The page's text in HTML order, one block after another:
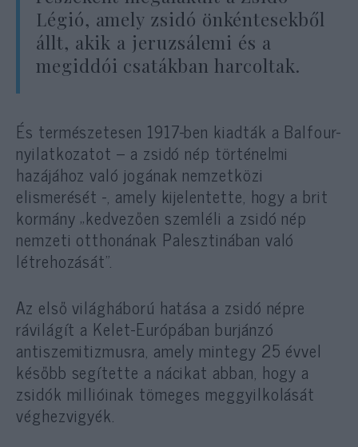
Légió, amely zsidó önkéntesekből
állt, akik a jeruzsálemi és a
megiddói csatákban harcoltak.
És természetesen 1917-ben kiadták a Balfour-
nyilatkozatot – a zsidó nép történelmi
hazájához való jogának nemzetközi
elismerését -, amely kijelentette, hogy a brit
kormány „kedvezően szemléli a zsidó nép
nemzeti otthonának Palesztinában való
létrehozását”.
Az első világháború hatása a zsidó népre
rávilágít a Kelet-Európában burjánzó
antiszemitizmusra, amely mintegy 25 évvel
később segítette a nácikat abban, hogy a
zsidók millióinak tömeges meggyilkolását
véghezvigyék.